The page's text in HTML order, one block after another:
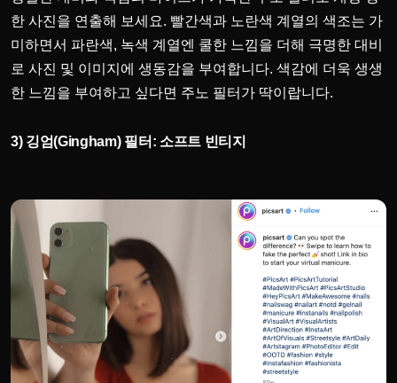
한 사진을 연출해 보세요. 빨간색과 노란색 계열의 색조는 가
미하면서 파란색, 녹색 계열엔 쿨한 느낌을 더해 극명한 대비
로 사진 및 이미지에 생동감을 부여합니다. 색감에 더욱 생생
한 느낌을 부여하고 싶다면 주노 필터가 딱이랍니다.
3) 깅엄(Gingham) 필터: 소프트 빈티지